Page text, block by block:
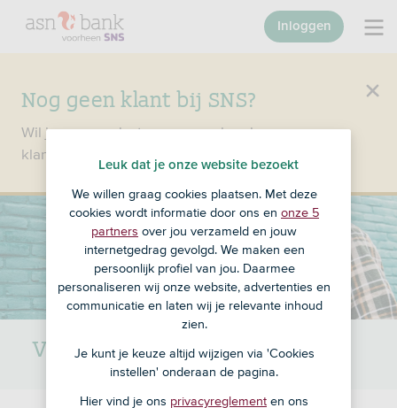
Nog geen klant bij SNS?
Wil je een product openen en ben je nog geen
klant bij SNS?
Inloggen
Voorwaarden g-rekening
Leuk dat je onze website bezoekt
We willen graag cookies plaatsen. Met deze
cookies wordt informatie door ons en onze 5
partners over jou verzameld en jouw
internetgedrag gevolgd. We maken een
persoonlijk profiel van jou. Daarmee
personaliseren wij onze website, advertenties en
communicatie en laten wij je relevante inhoud
zien.
Je kunt je keuze altijd wijzigen via 'Cookies
instellen' onderaan de pagina.
Hier vind je ons privacyreglement en ons